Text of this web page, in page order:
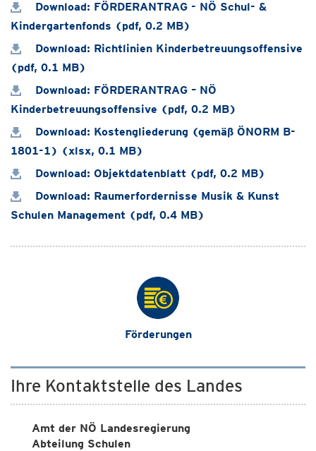
Download: FÖRDERANTRAG - NÖ Schul- &
Kindergartenfonds (pdf, 0.2 MB)
Download: Richtlinien Kinderbetreuungsoffensive
(pdf, 0.1 MB)
Download: FÖRDERANTRAG – NÖ
Kinderbetreuungsoffensive (pdf, 0.2 MB)
Download: Kostengliederung (gemäß ÖNORM B-
1801-1) (xlsx, 0.1 MB)
Download: Objektdatenblatt (pdf, 0.2 MB)
Download: Raumerfordernisse Musik & Kunst
Schulen Management (pdf, 0.4 MB)
Förderungen
Ihre Kontaktstelle des Landes
Amt der NÖ Landesregierung
Abteilung Schulen